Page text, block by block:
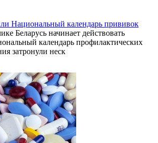
Национальный календарь прививок
Беларусь начинает действовать
календарь профилактических
затронули неск